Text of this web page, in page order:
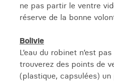
ne pas partir le ventre
réserve de la bonne
Bolivie
L’eau du robinet n’est
trouverez des points de
(plastique, capsulées)